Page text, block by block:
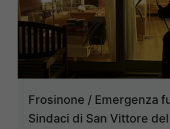
Frosinone / Emergenza
Sindaci di San Vittore